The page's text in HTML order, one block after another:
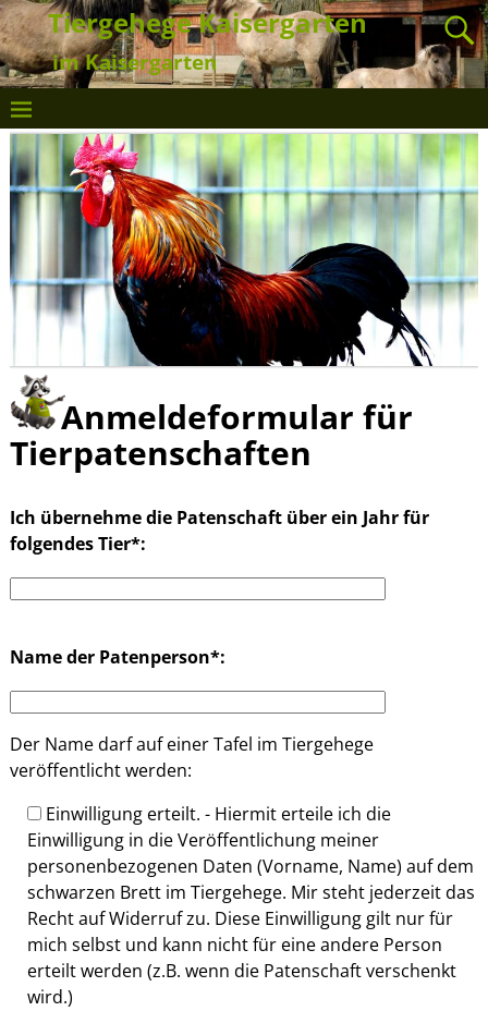
Tiergehege Kaisergarten
im Kaisergarten
Anmeldeformular für
Tierpatenschaften
Ich übernehme die Patenschaft über ein Jahr für
folgendes Tier*:
Name der Patenperson*:
Der Name darf auf einer Tafel im Tiergehege
veröffentlicht werden:
Einwilligung erteilt. - Hiermit erteile ich die
Einwilligung in die Veröffentlichung meiner
personenbezogenen Daten (Vorname, Name) auf dem
schwarzen Brett im Tiergehege. Mir steht jederzeit das
Recht auf Widerruf zu. Diese Einwilligung gilt nur für
mich selbst und kann nicht für eine andere Person
erteilt werden (z.B. wenn die Patenschaft verschenkt
wird.)